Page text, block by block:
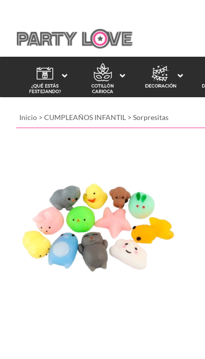
Inicio > CUMPLEAÑOS INFANTIL > Sorpresitas